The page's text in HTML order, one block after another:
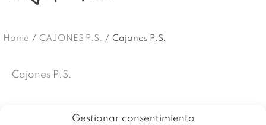
Gestionar consentimiento
Home / CAJONES P.S. / Cajones P.S.
Cajones P.S.